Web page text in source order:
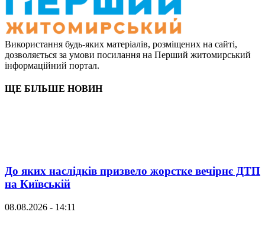
Використання будь-яких матеріалів, розміщених на сайті,
дозволяється за умови посилання на Перший житомирський
інформаційний портал.
ЩЕ БІЛЬШЕ НОВИН
До яких наслідків призвело жорстке вечірнє ДТП
на Київській
08.08.2026 - 14:11